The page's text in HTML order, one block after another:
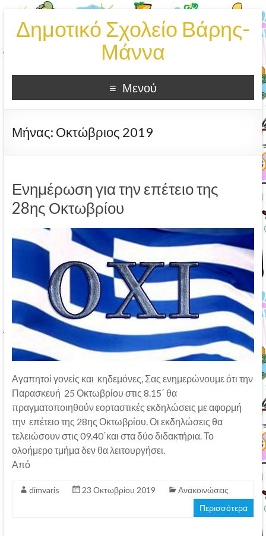
Δημοτικό Σχολείο Βάρης-
Μάννα
Μενού
Μήνας: Οκτώβριος 2019
Ενημέρωση για την επέτειο της
28ης Οκτωβρίου
Αγαπητοί γονείς και κηδεμόνες, Σας ενημερώνουμε ότι την
Παρασκευή 25 Οκτωβρίου στις 8.15΄ θα
πραγματοποιηθούν εορταστικές εκδηλώσεις με αφορμή
την επέτειο της 28ης Οκτωβρίου. Οι εκδηλώσεις θα
τελειώσουν στις 09.40΄και στα δύο διδακτήρια. Το
ολοήμερο τμήμα δεν θα λειτουργήσει.
Από
dimvaris 23 Οκτωβρίου 2019
Ανακοινώσεις
Περισσότερα